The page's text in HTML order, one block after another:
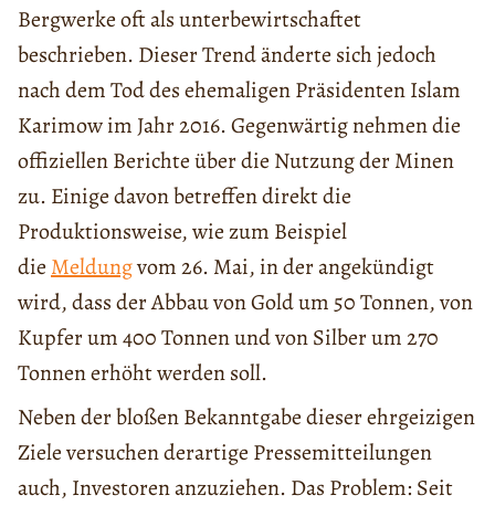
Bergwerke oft als unterbewirtschaftet
beschrieben. Dieser Trend änderte sich jedoch
nach dem Tod des ehemaligen Präsidenten Islam
Karimow im Jahr 2016. Gegenwärtig nehmen die
offiziellen Berichte über die Nutzung der Minen
zu. Einige davon betreffen direkt die
Produktionsweise, wie zum Beispiel
die Meldungvom 26. Mai, in der angekündigt
wird, dass der Abbau von Gold um 50 Tonnen, von
Kupfer um 400 Tonnen und von Silber um 270
Tonnen erhöht werden soll.
Neben der bloßen Bekanntgabe dieser ehrgeizigen
Ziele versuchen derartige Pressemitteilungen
auch, Investoren anzuziehen. Das Problem: Seit